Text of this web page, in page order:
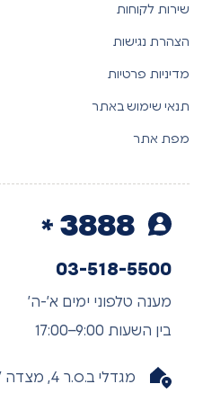
שירות לקוחות
הצהרת נגישות
מדיניות פרטיות
תנאי שימוש באתר
מפת אתר
03-518-5500
מענה טלפוני ימים א’-ה’
בין השעות 9:00–17:00
מגדלי ב.ס.ר 4, מצדה 7 בני ברק